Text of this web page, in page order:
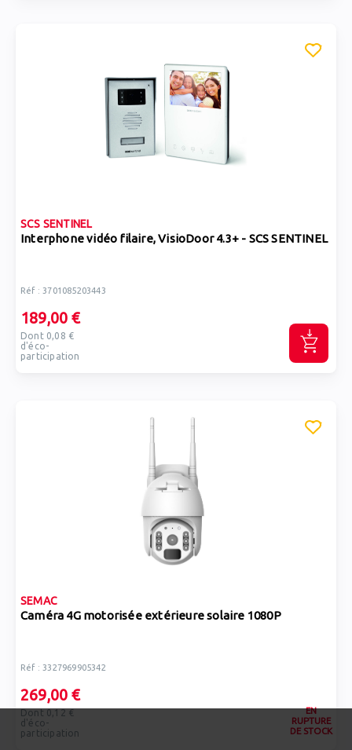
SCS SENTINEL
Interphone vidéo filaire, VisioDoor 4.3+ - SCS SENTINEL
Réf : 3701085203443
189,00 €
Dont 0,08 €
d'éco-
participation
SEMAC
Caméra 4G motorisée extérieure solaire 1080P
Réf : 3327969905342
269,00 €
Dont 0,12 €
d'éco-
participation
EN
RUPTURE
DE STOCK